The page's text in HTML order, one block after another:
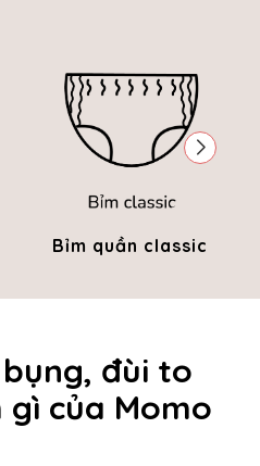
Bỉm quần classic
đùi to
của Momo